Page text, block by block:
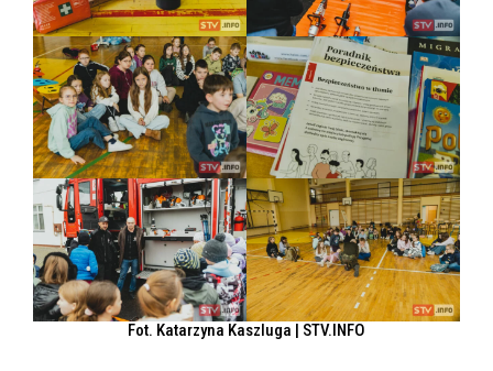
Fot. Katarzyna Kaszluga | STV.INFO